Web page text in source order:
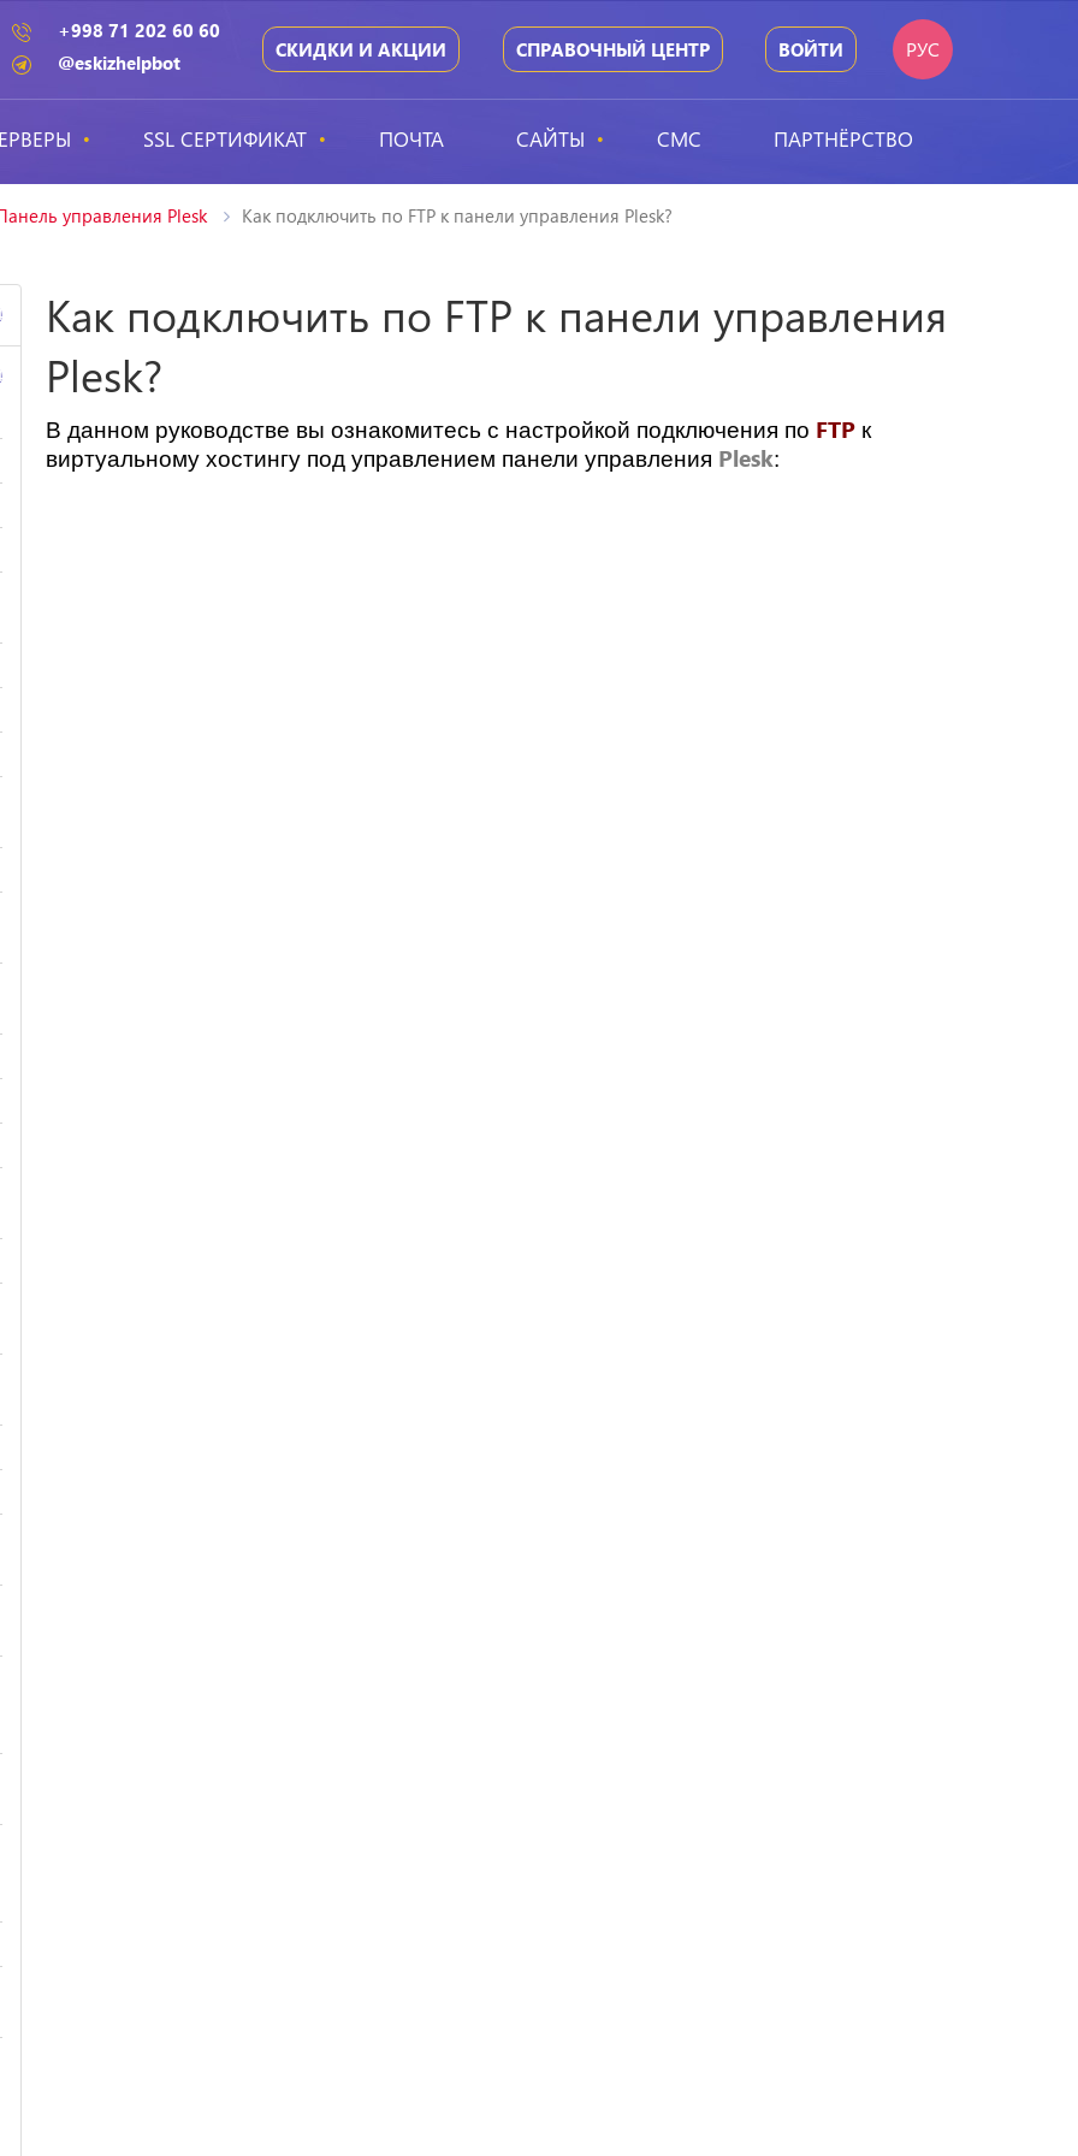
+998 71 202 60 60
@eskizhelpbot
СКИДКИ И АКЦИИ СПРАВОЧНЫЙ ЦЕНТР ВОЙТИ РУС
SSL СЕРТИФИКАТ ПОЧТА САЙТЫ СМС ПАРТНЁРСТВО
управления Plesk Как подключить по FTP к панели управления Plesk?
Как подключить по FTP к панели управления
Plesk?
В данном руководстве вы ознакомитесь с настройкой подключения по FTP к
виртуальному хостингу под управлением панели управления Plesk: